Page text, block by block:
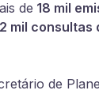
de 18 mil
mil
de